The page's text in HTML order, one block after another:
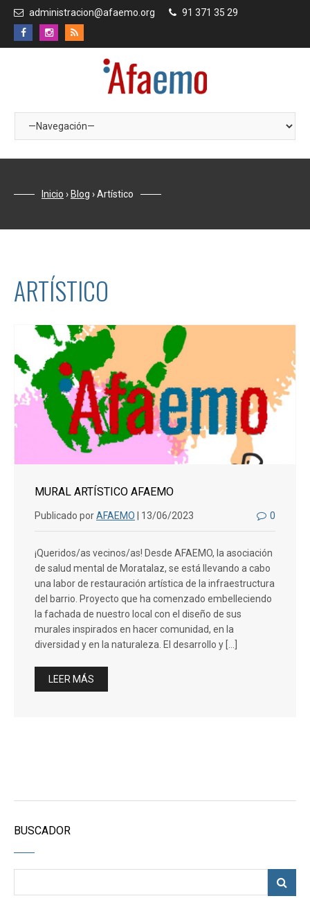
administracion@afaemo.org 91 371 35 29
Inicio › Blog ›Artístico
ARTÍSTICO
MURAL ARTÍSTICO AFAEMO
Publicado porAFAEMO | 13/06/2023 0
¡Queridos/as vecinos/as! Desde AFAEMO, la asociación
de salud mental de Moratalaz, se está llevando a cabo
una labor de restauración artística de la infraestructura
del barrio. Proyecto que ha comenzado embelleciendo
la fachada de nuestro local con el diseño de sus
murales inspirados en hacer comunidad, en la
diversidad y en la naturaleza. El desarrollo y […]
LEER MÁS
BUSCADOR